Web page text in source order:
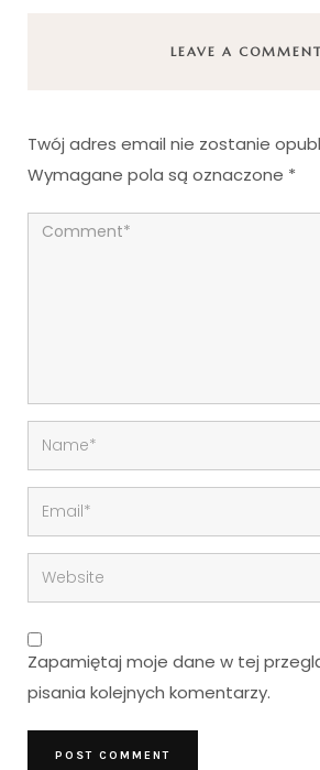
LEAVE A
Twój adres email nie zostanie
Wymagane pola są oznaczone *
Zapamiętaj moje dane w tej
pisania kolejnych komentarzy.